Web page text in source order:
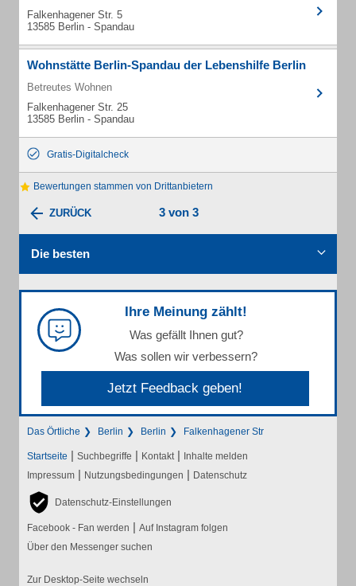
Falkenhagener Str. 5
13585 Berlin - Spandau
Wohnstätte Berlin-Spandau der Lebenshilfe Berlin
Betreutes Wohnen
Falkenhagener Str. 25
13585 Berlin - Spandau
Gratis-Digitalcheck
Bewertungen stammen von Drittanbietern
ZURÜCK 3 von 3
Die besten
Ihre Meinung zählt!
Was gefällt Ihnen gut?
Was sollen wir verbessern?
Jetzt Feedback geben!
Das Örtliche Berlin Berlin Falkenhagener Str
Startseite | Suchbegriffe | Kontakt | Inhalte melden
Impressum | Nutzungsbedingungen | Datenschutz
Datenschutz-Einstellungen
Facebook - Fan werden | Auf Instagram folgen
Über den Messenger suchen
Zur Desktop-Seite wechseln